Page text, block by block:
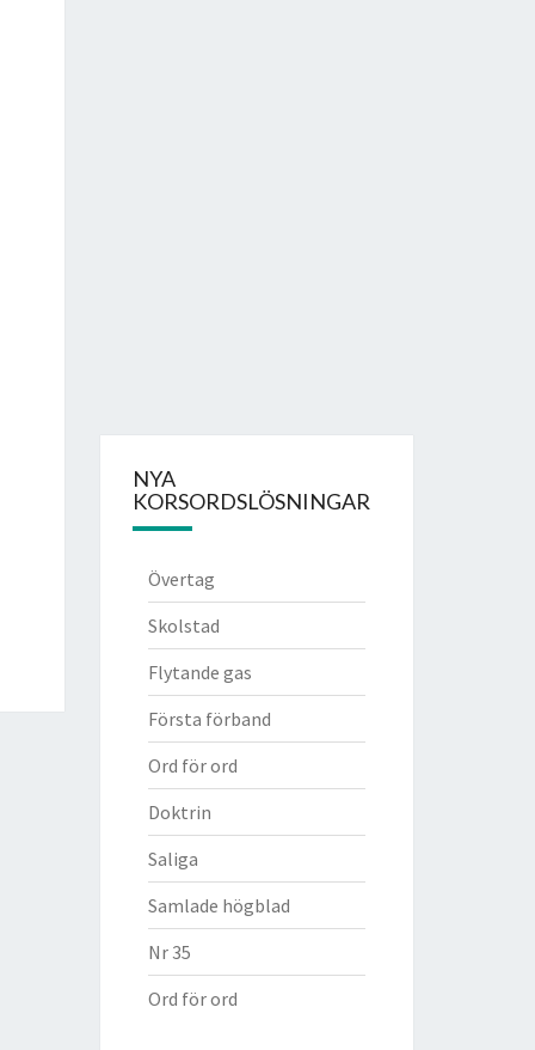
NYA
KORSORDSLÖSNINGAR
Övertag
Skolstad
Flytande gas
Första förband
Ord för ord
Doktrin
Saliga
Samlade högblad
Nr 35
Ord för ord